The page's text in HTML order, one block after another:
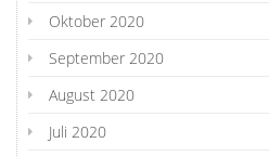
Oktober 2020
September 2020
August 2020
Juli 2020